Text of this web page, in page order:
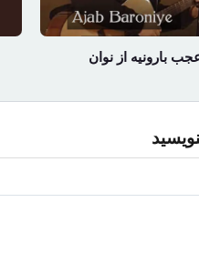
بارونیه از نوان